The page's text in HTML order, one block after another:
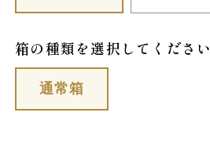
箱の種類を選択してください
通常箱